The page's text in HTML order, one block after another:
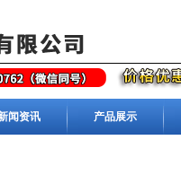
闻资讯 产品展示